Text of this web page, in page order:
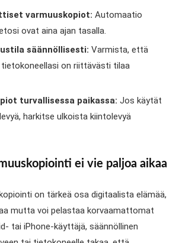
varmuuskopiot: Automaatio
ovat aina ajan tasalla.
säännöllisesti: Varmista, että
tietokoneellasi on riittävästi tilaa
turvallisessa paikassa: Jos käytät
harkitse ulkoista kiintolevyä
ei vie paljoa aikaa
on tärkeä osa digitaalista elämää,
mutta voi pelastaa korvaamattomat
tai iPhone-käyttäjä, säännöllinen